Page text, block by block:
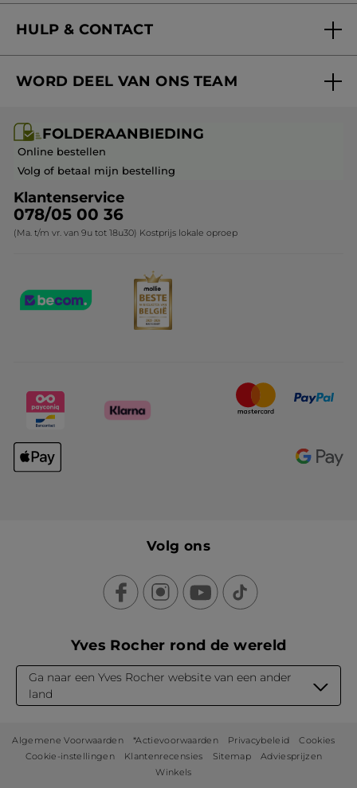
Aanbiedingen
Cadeau-ideeën
Kerstcollectie
HULP & CONTACT
Mijn geschenken
Veelgestelde vragen
Contact opnemen
WORD DEEL VAN ONS TEAM
Franchisenemer of bedrijfsleider worden
FOLDERAANBIEDING
Online bestellen
Volg of betaal mijn bestelling
Klantenservice
078/05 00 36
(Ma. t/m vr. van 9u tot 18u30) Kostprijs lokale oproep
Volg ons
Yves Rocher rond de wereld
Ga naar een Yves Rocher website van een ander
land
Algemene Voorwaarden *Actievoorwaarden Privacybeleid
Cookies
Cookie-instellingen
Klantenrecensies Sitemap
Adviesprijzen
Winkels